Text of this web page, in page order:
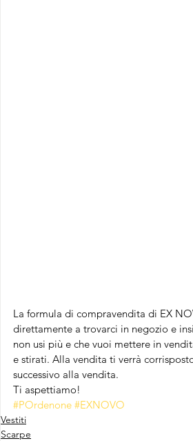
La formula di compravendita di EX
direttamente a trovarci in negozio e
non usi più e che vuoi mettere in
e stirati. Alla vendita ti verrà
successivo alla vendita.
Ti aspettiamo!
#POrdenone #EXNOVO
Vestiti
Scarpe